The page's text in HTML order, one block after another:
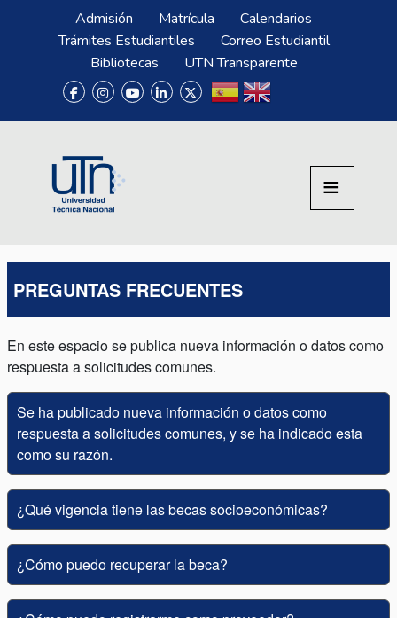
Pasar al contenido principal
Menú SuperiorAdmisión Matrícula
Calendarios
Trámites Estudiantiles
Correo Estudiantil
Bibliotecas
UTN Transparente
PREGUNTAS FRECUENTES
En este espacio se publica nueva información o datos como
respuesta a solicitudes comunes.
Se ha publicado nueva información o datos como
respuesta a solicitudes comunes, y se ha indicado esta
como su razón.
¿Qué vigencia tiene las becas socioeconómicas?
¿Cómo puedo recuperar la beca?